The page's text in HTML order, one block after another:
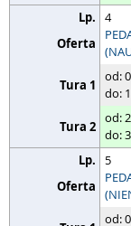
4
od:
do:
od:
do:
5
od: